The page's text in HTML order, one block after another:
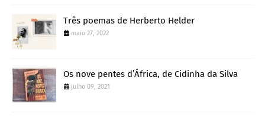
Três poemas de Herberto Helder
maio 27, 2022
Os nove pentes d’África, de Cidinha da Silva
julho 09, 2021